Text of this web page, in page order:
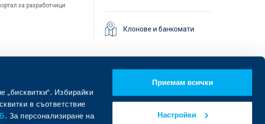
„бисквитки“. Избирайки
в съответствие
. За персонализиране на
Приемам всички
Настройки
за разработчици
Клонове и банкомати